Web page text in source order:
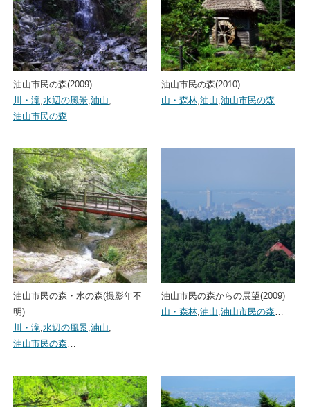
油山市民の森(2009)
川・滝,水辺の風景,油山,
油山市民の森…
油山市民の森(2010)
山・森林,油山,油山市民の森…
油山市民の森・水の森(撮影年不
明)
川・滝,水辺の風景,油山,
油山市民の森…
油山市民の森からの展望(2009)
山・森林,油山,油山市民の森…